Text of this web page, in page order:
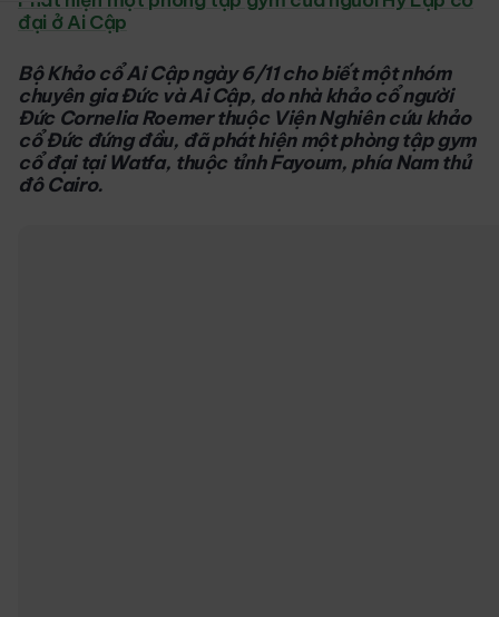
đại ở Ai Cập
Bộ Khảo cổ Ai Cập ngày 6/11 cho biết một nhóm
chuyên gia Đức và Ai Cập, do nhà khảo cổ người
Đức Cornelia Roemer thuộc Viện Nghiên cứu khảo
cổ Đức đứng đầu, đã phát hiện một phòng tập gym
cổ đại tại Watfa, thuộc tỉnh Fayoum, phía Nam thủ
đô Cairo.